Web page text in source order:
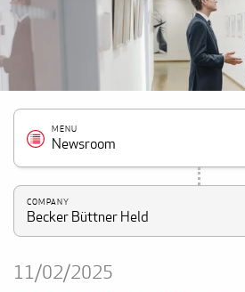
MENU
Newsroom
COMPANY
Becker Büttner Held
11/02/2025